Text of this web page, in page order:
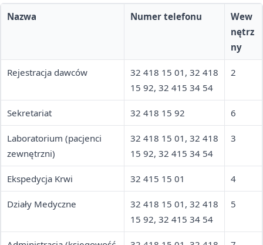
Nazwa Numer telefonu
Wew
nętrz
ny
Rejestracja dawców
32 418 15 01, 32 418
15 92, 32 415 34 54
2
Sekretariat 32 418 15 92 6
Laboratorium (pacjenci
zewnętrzni)
32 418 15 01, 32 418
15 92, 32 415 34 54
3
Ekspedycja Krwi 32 415 15 01 4
Działy Medyczne
32 418 15 01, 32 418
15 92, 32 415 34 54
5